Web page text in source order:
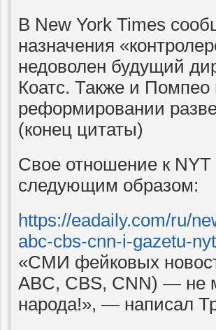
В New York Times
назначения
недоволен будущий
Коатс. Также и Помпео
реформировании
(конец цитаты)
Свое отношение к
следующим образом:
https://eadaily.com/ru/
abc-cbs-cnn-i-gazetu-
«СМИ фейковых
ABC, CBS, CNN) — не
народа!», — написал